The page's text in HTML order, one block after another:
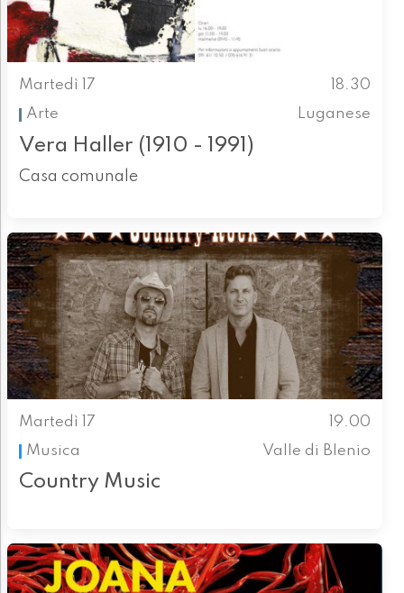
Martedì 17
18.30
Arte
Luganese
Vera Haller (1910 - 1991)
Casa comunale
Martedì 17
19.00
Musica
Valle di Blenio
Country Music